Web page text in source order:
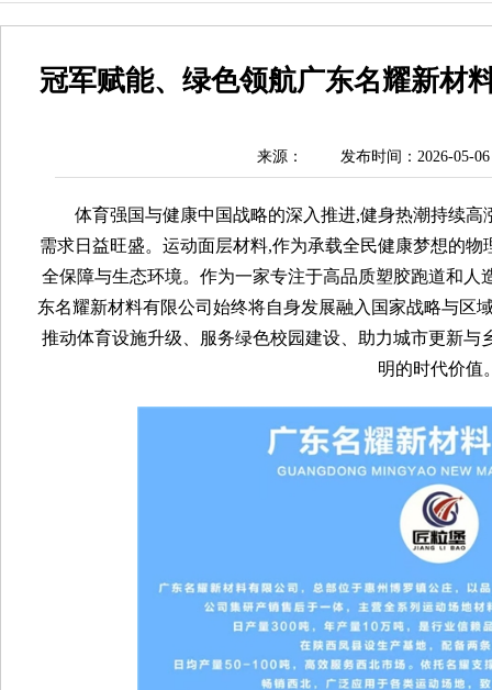
冠军赋能、绿色领航广东名耀新材
来源： 发布时间：2026-05-06
体育强国与健康中国战略的深入推进,健身热潮持续
需求日益旺盛。运动面层材料,作为承载全民健康梦想的
全保障与生态环境。作为一家专注于高品质塑胶跑道和
东名耀新材料有限公司始终将自身发展融入国家战略与区
推动体育设施升级、服务绿色校园建设、助力城市更新
明的时代价值